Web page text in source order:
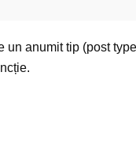
anumit tip (post